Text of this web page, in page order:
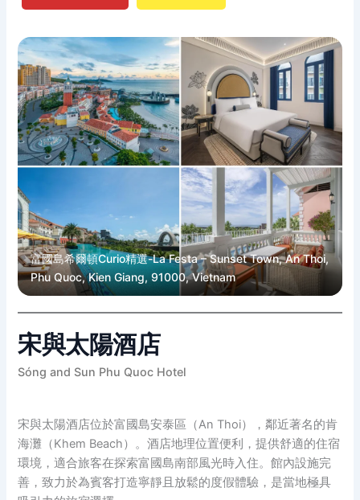
富國島希爾頓Curio精選-La Festa – Sunset Town, An Thoi,
Phu Quoc, Kien Giang, 91000, Vietnam
宋與太陽酒店
Sóng and Sun Phu Quoc Hotel
宋與太陽酒店位於富國島安泰區（An Thoi），鄰近著名的肯
海灘（Khem Beach）。酒店地理位置便利，提供舒適的住宿
環境，適合旅客在探索富國島南部風光時入住。館內設施完
善，致力於為賓客打造寧靜且放鬆的度假體驗，是當地極具